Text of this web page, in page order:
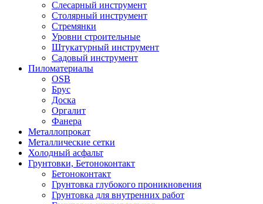
Слесарный инструмент
Столярный инструмент
Стремянки
Уровни строительные
Штукатурный инструмент
Садовый инструмент
Пиломатериалы
OSB
Брус
Доска
Оргалит
Фанера
Металлопрокат
Металлические сетки
Холодный асфальт
Грунтовки, Бетоноконтакт
Бетоноконтакт
Грунтовка глубокого проникновения
Грунтовка для внутренних работ